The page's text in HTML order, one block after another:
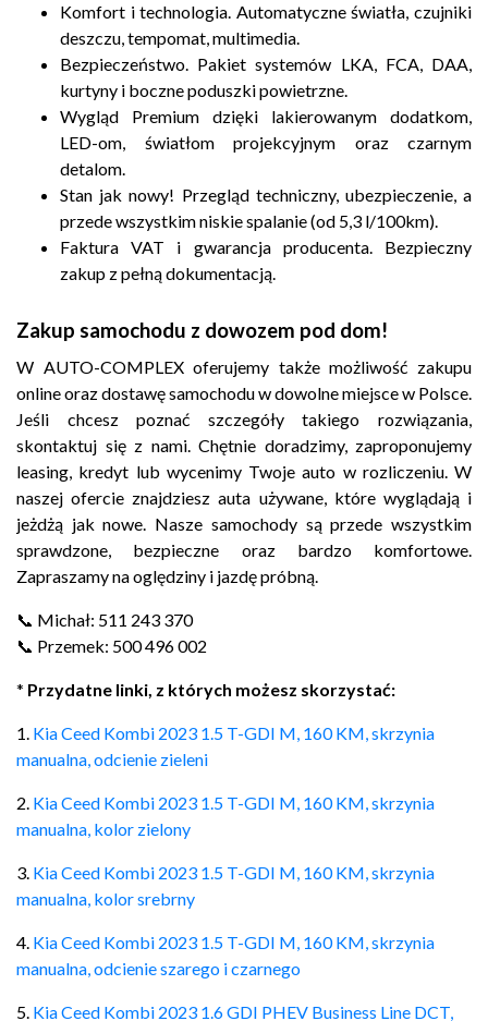
Komfort i technologia. Automatyczne światła, czujniki
deszczu, tempomat, multimedia.
Bezpieczeństwo. Pakiet systemów LKA, FCA, DAA,
kurtyny i boczne poduszki powietrzne.
Wygląd Premium dzięki lakierowanym dodatkom,
LED-om, światłom projekcyjnym oraz czarnym
detalom.
Stan jak nowy! Przegląd techniczny, ubezpieczenie, a
przede wszystkim niskie spalanie (od 5,3 l/100km).
Faktura VAT i gwarancja producenta. Bezpieczny
zakup z pełną dokumentacją.
Zakup samochodu z dowozem pod dom!
W AUTO-COMPLEX oferujemy także możliwość zakupu
online oraz dostawę samochodu w dowolne miejsce w Polsce.
Jeśli chcesz poznać szczegóły takiego rozwiązania,
skontaktuj się z nami. Chętnie doradzimy, zaproponujemy
leasing, kredyt lub wycenimy Twoje auto w rozliczeniu. W
naszej ofercie znajdziesz auta używane, które wyglądają i
jeżdżą jak nowe. Nasze samochody są przede wszystkim
sprawdzone, bezpieczne oraz bardzo komfortowe.
Zapraszamy na oględziny i jazdę próbną.
📞 Michał: 511 243 370
📞 Przemek: 500 496 002
* Przydatne linki, z których możesz skorzystać:
1. Kia Ceed Kombi 2023 1.5 T-GDI M, 160 KM, skrzynia
manualna, odcienie zieleni
2. Kia Ceed Kombi 2023 1.5 T-GDI M, 160 KM, skrzynia
manualna, kolor zielony
3. Kia Ceed Kombi 2023 1.5 T-GDI M, 160 KM, skrzynia
manualna, kolor srebrny
4. Kia Ceed Kombi 2023 1.5 T-GDI M, 160 KM, skrzynia
manualna, odcienie szarego i czarnego
5. Kia Ceed Kombi 2023 1.6 GDI PHEV Business Line DCT,